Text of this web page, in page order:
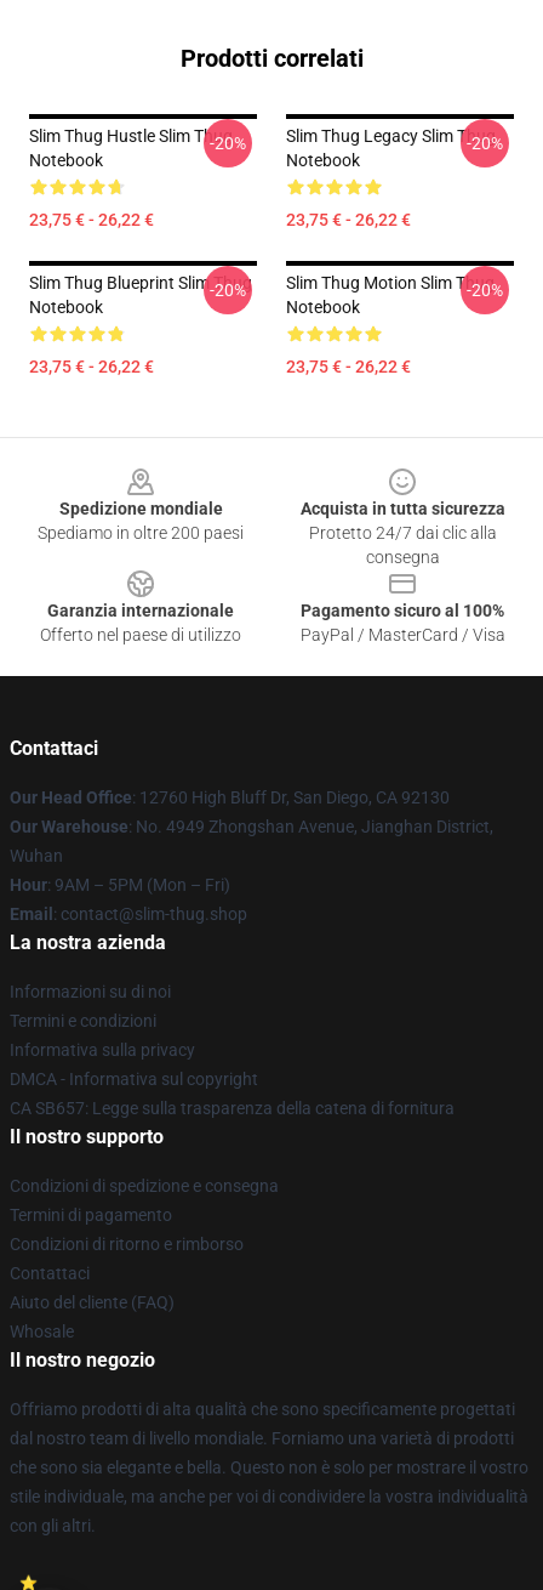
Prodotti correlati
Slim Thug Hustle Slim Thug
Notebook
23,75 € - 26,22 €
-20%
Slim Thug Legacy Slim Thug
Notebook
23,75 € - 26,22 €
-20%
Slim Thug Blueprint Slim Thug
Notebook
23,75 € - 26,22 €
-20%
Slim Thug Motion Slim Thug
Notebook
23,75 € - 26,22 €
-20%
Spedizione mondiale
Spediamo in oltre 200 paesi
Acquista in tutta sicurezza
Protetto 24/7 dai clic alla
consegna
Garanzia internazionale
Offerto nel paese di utilizzo
Pagamento sicuro al 100%
PayPal / MasterCard / Visa
Contattaci
Our Head Office: 12760 High Bluff Dr, San Diego, CA 92130
Our Warehouse: No. 4949 Zhongshan Avenue, Jianghan District,
Wuhan
Hour: 9AM – 5PM (Mon – Fri)
Email : contact@slim-thug.shop
La nostra azienda
Informazioni su di noi
Termini e condizioni
Informativa sulla privacy
DMCA - Informativa sul copyright
CA SB657: Legge sulla trasparenza della catena di fornitura
Il nostro supporto
Condizioni di spedizione e consegna
Termini di pagamento
Condizioni di ritorno e rimborso
Contattaci
Aiuto del cliente (FAQ)
Whosale
Il nostro negozio
Offriamo prodotti di alta qualità che sono specificamente progettati
dal nostro team di livello mondiale. Forniamo una varietà di prodotti
che sono sia elegante e bella. Questo non è solo per mostrare il vostro
stile individuale, ma anche per voi di condividere la vostra individualità
con gli altri.